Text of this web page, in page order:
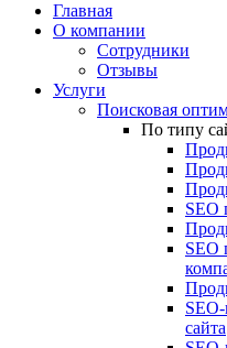
Главная
О компании
Сотрудники
Отзывы
Услуги
Поисковая
По типу
SEO
SEO
сайта